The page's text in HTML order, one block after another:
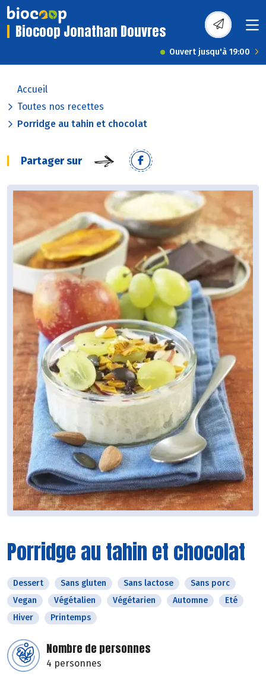
Biocoop Jonathan Douvres
Ouvert jusqu'à 19:00
Accueil
Toutes nos recettes
Porridge au tahin et chocolat
Partager sur
Porridge au tahin et chocolat
Dessert Sans gluten Sans lactose
Sans porc
Vegan
Végétalien Végétarien Automne
Eté
Hiver
Printemps
Nombre de personnes
4 personnes